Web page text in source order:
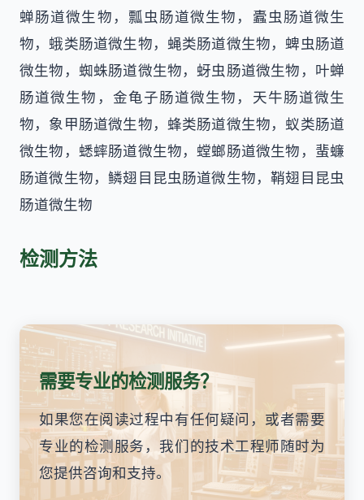
蝉肠道微生物，瓢虫肠道微生物，蠹虫肠道微生
物，蛾类肠道微生物，蝇类肠道微生物，蜱虫肠道
微生物，蜘蛛肠道微生物，蚜虫肠道微生物，叶蝉
肠道微生物，金龟子肠道微生物，天牛肠道微生
物，象甲肠道微生物，蜂类肠道微生物，蚁类肠道
微生物，蟋蟀肠道微生物，螳螂肠道微生物，蜚蠊
肠道微生物，鳞翅目昆虫肠道微生物，鞘翅目昆虫
肠道微生物
检测方法
需要专业的检测服务？
如果您在阅读过程中有任何疑问，或者需要
专业的检测服务，我们的技术工程师随时为
您提供咨询和支持。